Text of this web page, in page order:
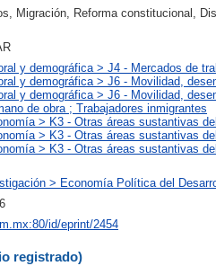
Migración, Reforma constitucional,
y demográfica > J4 - Mercados de
y demográfica > J6 - Movilidad,
y demográfica > J6 - Movilidad,
de obra ; Trabajadores inmigrantes
> K3 - Otras áreas sustantivas
> K3 - Otras áreas sustantivas
> K3 - Otras áreas sustantivas
> Economía Política del
id/eprint/2454
registrado)